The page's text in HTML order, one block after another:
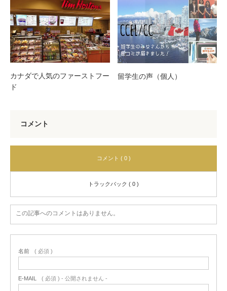
カナダで人気のファーストフー
ド
留学生の声（個人）
コメント
コメント ( 0 )
トラックバック ( 0 )
この記事へのコメントはありません。
名前 ( 必須 )
E-MAIL ( 必須 ) - 公開されません -